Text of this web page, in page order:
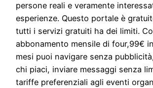
persone reali e veramente
esperienze. Questo portale è
tutti i servizi gratuiti ha dei limiti.
abbonamento mensile di four,99€
mesi puoi navigare senza
chi piaci, inviare messaggi senza
tariffe preferenziali agli eventi